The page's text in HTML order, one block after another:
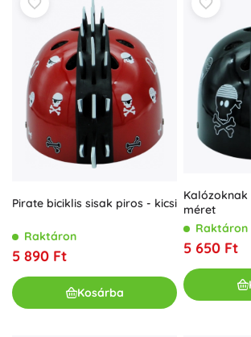
Pirate biciklis sisak piros - kicsi
Raktáron
5 890 Ft
Kosárba
Kalózoknak
méret
Raktáron
5 650 Ft